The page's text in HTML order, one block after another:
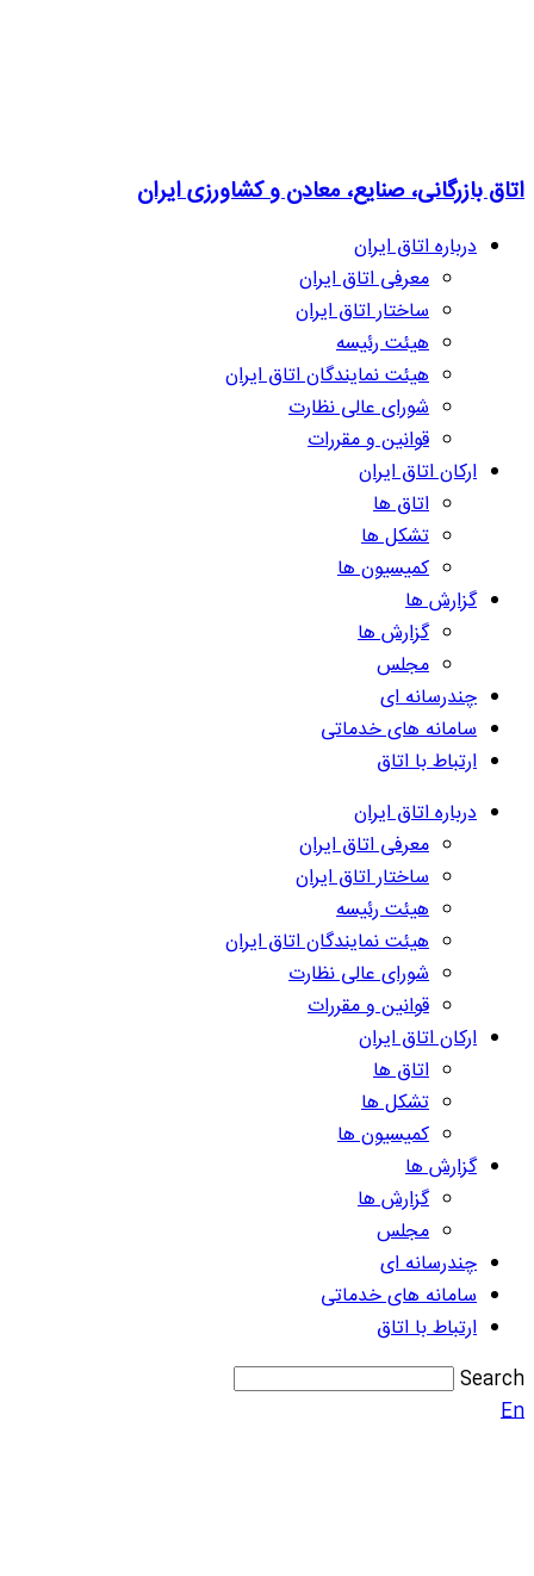
اتاق بازرگانی، صنایع، معادن و کشاورزی ایران
درباره اتاق ایران
معرفی اتاق ایران
ساختار اتاق ایران
هیئت رئیسه
هیئت نمایندگان اتاق ایران
شورای عالی نظارت
قوانین و مقررات
ارکان اتاق ایران
اتاق ها
تشکل ها
کمیسیون ها
گزارش ها
گزارش ها
مجلس
چندرسانه ای
سامانه های خدماتی
ارتباط با اتاق
درباره اتاق ایران
معرفی اتاق ایران
ساختار اتاق ایران
هیئت رئیسه
هیئت نمایندگان اتاق ایران
شورای عالی نظارت
قوانین و مقررات
ارکان اتاق ایران
اتاق ها
تشکل ها
کمیسیون ها
گزارش ها
گزارش ها
مجلس
چندرسانه ای
سامانه های خدماتی
ارتباط با اتاق
Search
En